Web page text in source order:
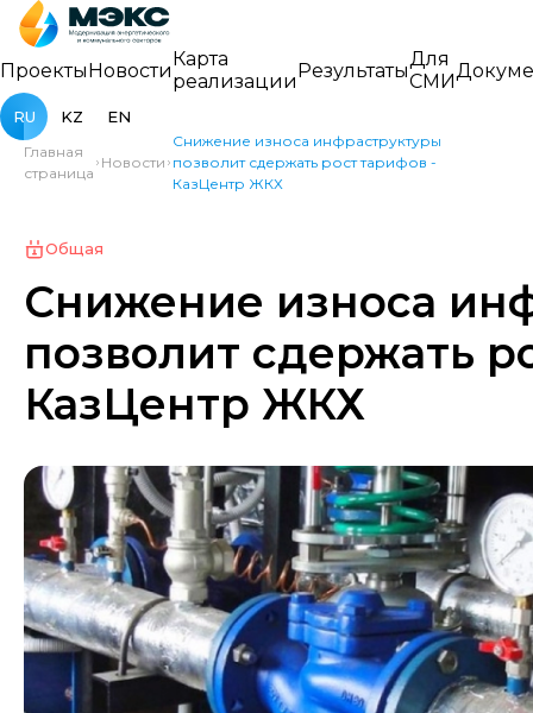
ПроектыНовостиКарта
реализацииРезультатыДля
СМИ
RU KZ EN
Главная
страница
Новости
Снижение износа инфраструктуры
позволит сдержать рост тарифов -
КазЦентр ЖКХ
Общая
Снижение износа
позволит сдержать
КазЦентр ЖКХ